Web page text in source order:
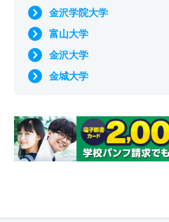
金沢学院大学
富山大学
金沢大学
金城大学